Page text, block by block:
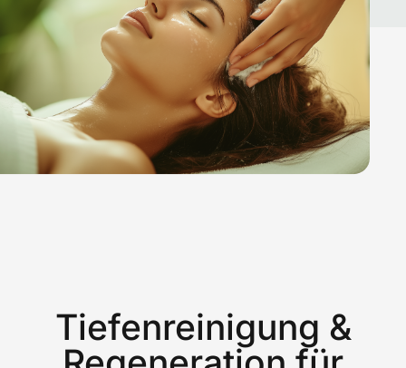
Tiefenreinigung &